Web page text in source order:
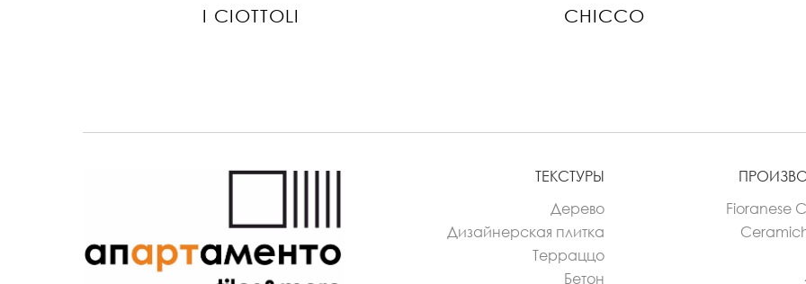
I CIOTTOLI CHICCO
ТЕКСТУРЫ
Дерево
Дизайнерская плитка
Терраццо
Бетон
Fioranese